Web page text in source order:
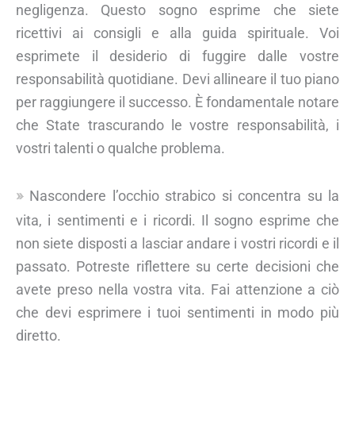
negligenza. Questo sogno esprime che siete
ricettivi ai consigli e alla guida spirituale. Voi
esprimete il desiderio di fuggire dalle vostre
responsabilità quotidiane. Devi allineare il tuo piano
per raggiungere il successo. È fondamentale notare
che State trascurando le vostre responsabilità, i
vostri talenti o qualche problema.
Nascondere l’occhio strabico si concentra su la
vita, i sentimenti e i ricordi. Il sogno esprime che
non siete disposti a lasciar andare i vostri ricordi e il
passato. Potreste riflettere su certe decisioni che
avete preso nella vostra vita. Fai attenzione a ciò
che devi esprimere i tuoi sentimenti in modo più
diretto.